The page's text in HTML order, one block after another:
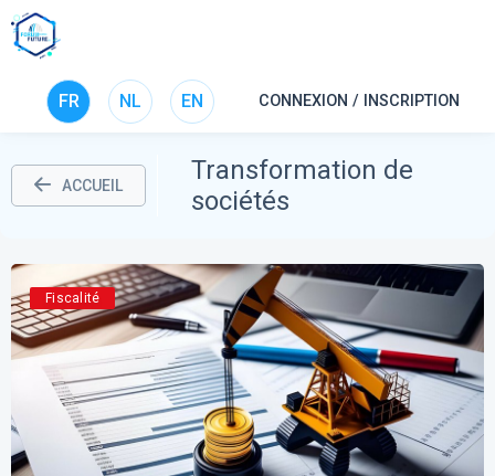
FR NL EN CONNEXION / INSCRIPTION
ACCUEIL
Transformation de
sociétés
Fiscalité